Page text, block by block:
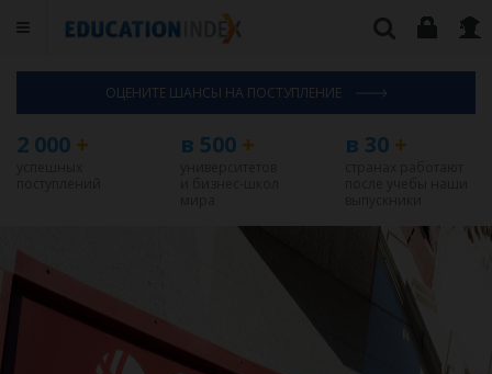
ОЦЕНИТЕ ШАНСЫ НА ПОСТУПЛЕНИЕ
2 000 + в 500 + в 30+